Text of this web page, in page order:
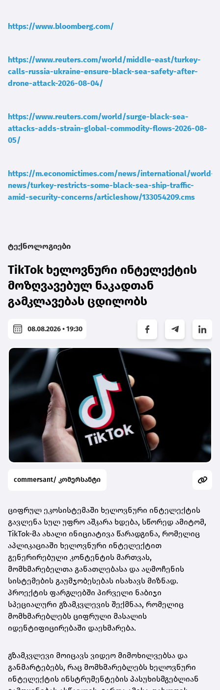
https://www.bloomberg.com/
https://www.reuters.com/world/middle-east/turkey-
calls-russia-ukraine-ensure-black-sea-safety-after-
drone-attack-2026-08-04/
https://www.reuters.com/world/surge-black-sea-
attacks-adds-strain-global-commodity-flows-2026-08-
05/
https://m.economictimes.com/news/international/world-
news/turkey-restricts-some-black-sea-ship-traffic-
amid-security-concerns/articleshow/133054209.cms
ტექნოლოგიები
TikTok ხელოვნური ინტელექტის
მოზღვავებულ ნაკადთან
გამკლავებას ცდილობს
08.08.2026 • 19:30
commersant/ კომერსანტი
ციფრულ ეკოსისტემაში ხელოვნური ინტელექტის
გავლენა სულ უფრო აშკარა ხდება, სწორედ ამიტომ,
TikTok-მა ახალი ინიციატივა წარადგინა, რომელიც
აპლიკაციაში ხელოვნური ინტელექტით
გენერირებული კონტენტის მართვას,
მომხმარებელთა განათლებასა და აღმოჩენის
სისტემების გაუმჯობესებას ისახავს მიზნად.
პროექტის ფარგლებში პირველი ნაბიჯი
სპეციალური გზამკვლევის შექმნაა, რომელიც
მომხმარებლებს ციფრული მასალის
იდენტიფიცირებაში დაეხმარება.
გზამკვლევი მოიცავს ვიდეო მიმოხილვებსა და
განმარტებებს, რაც მომხმარებლებს ხელოვნური
ინტელექტის ინსტრუმენტების პასუხისმგებლიან